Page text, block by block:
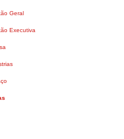
Geral
Executiva